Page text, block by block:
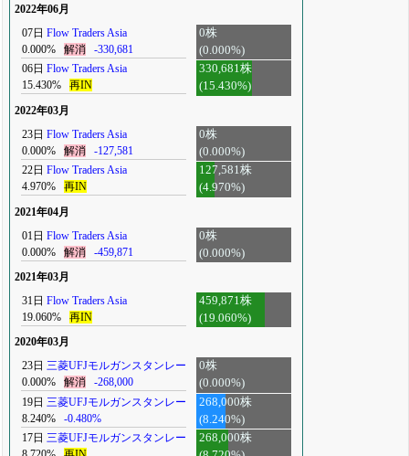
2022年06月
07日 Flow Traders Asia
0.000%
解消 -330,681
0株
(0.000%)
06日 Flow Traders Asia
15.430%
再IN
330,681株
(15.430%)
2022年03月
23日 Flow Traders Asia
0.000%
解消 -127,581
0株
(0.000%)
22日 Flow Traders Asia
4.970%
再IN
127,581株
(4.970%)
2021年04月
01日 Flow Traders Asia
0.000%
解消 -459,871
0株
(0.000%)
2021年03月
31日 Flow Traders Asia
19.060%
再IN
459,871株
(19.060%)
2020年03月
23日 三菱UFJモルガンスタンレー
0.000%
解消 -268,000
0株
(0.000%)
19日 三菱UFJモルガンスタンレー
8.240%
-0.480%
268,000株
(8.240%)
17日 三菱UFJモルガンスタンレー
268,000株